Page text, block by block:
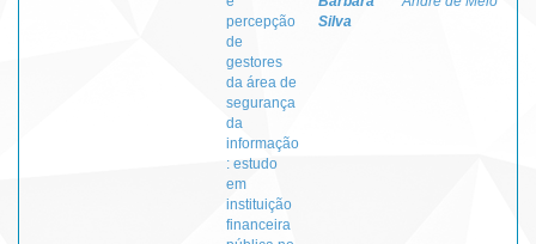
percepção
de
gestores
da área de
segurança
da
informação
: estudo
em
instituição
financeira
Silva